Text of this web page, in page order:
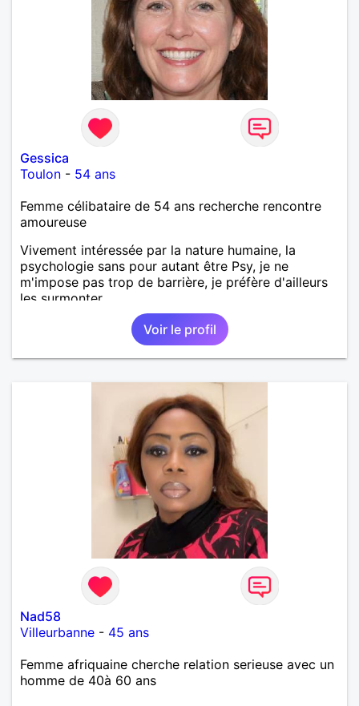
Gessica
Toulon - 54 ans
Femme célibataire de 54 ans recherche rencontre
amoureuse
Vivement intéressée par la nature humaine, la
psychologie sans pour autant être Psy, je ne
m'impose pas trop de barrière, je préfère d'ailleurs
les surmonter.
Voir le profil
Nad58
Villeurbanne - 45 ans
Femme afriquaine cherche relation serieuse avec un
homme de 40à 60 ans